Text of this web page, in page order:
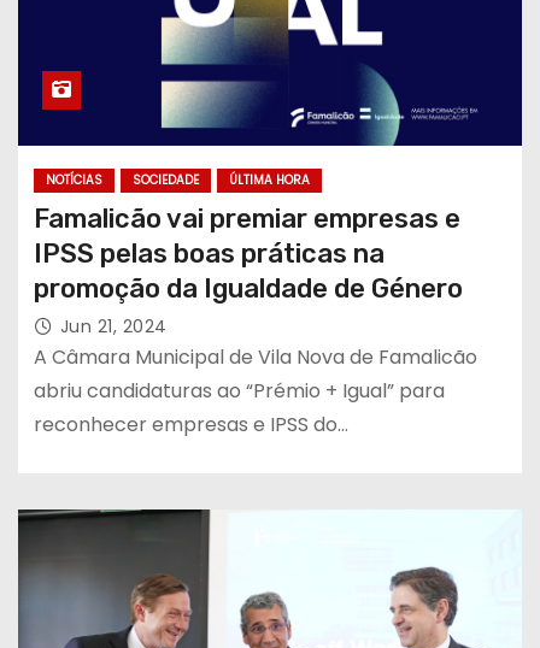
NOTÍCIAS SOCIEDADE ÚLTIMA HORA
Famalicão vai premiar empresas e
IPSS pelas boas práticas na
promoção da Igualdade de Género
Jun 21, 2024
A Câmara Municipal de Vila Nova de Famalicão
abriu candidaturas ao “Prémio + Igual” para
reconhecer empresas e IPSS do…